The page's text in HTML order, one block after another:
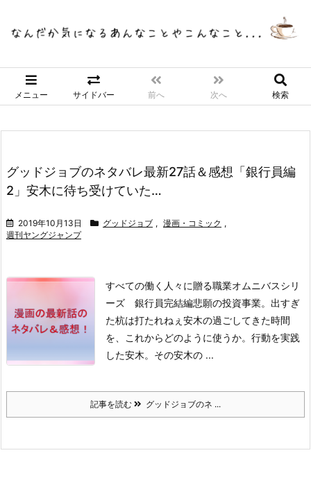
メニュー サイドバー 前へ 次へ 検索
グッドジョブのネタバレ最新27話＆感想「銀行員編
2」安木に待ち受けていた…
2019年10月13日 グッドジョブ , 漫画・コミック ,
週刊ヤングジャンプ
すべての働く人々に贈る職業オムニバスシリ
ーズ 銀行員完結編悲願の投資事業。出すぎ
た杭は打たれねぇ 安木の過ごしてきた時間
を、これからどのように使うか。 行動を実践
した安木。 その安木の ...
記事を読む グッドジョブのネ ...